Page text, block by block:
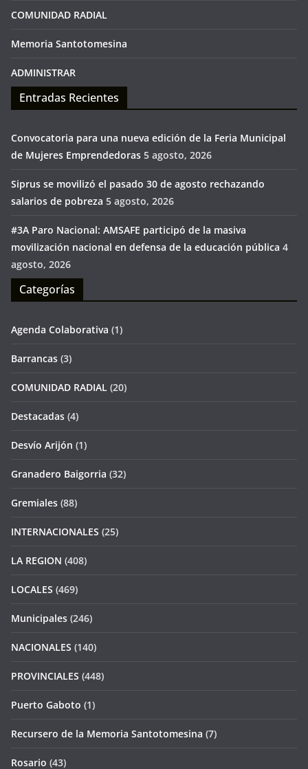
COMUNIDAD RADIAL
Memoria Santotomesina
ADMINISTRAR
Entradas Recientes
Convocatoria para una nueva edición de la Feria Municipal
de Mujeres Emprendedoras 5 agosto, 2026
Siprus se movilizó el pasado 30 de agosto rechazando
salarios de pobreza 5 agosto, 2026
#3A Paro Nacional: AMSAFE participó de la masiva
movilización nacional en defensa de la educación pública 4
agosto, 2026
Categorías
Agenda Colaborativa (1)
Barrancas (3)
COMUNIDAD RADIAL (20)
Destacadas (4)
Desvío Arijón (1)
Granadero Baigorria (32)
Gremiales (88)
INTERNACIONALES (25)
LA REGION (408)
LOCALES (469)
Municipales (246)
NACIONALES (140)
PROVINCIALES (448)
Puerto Gaboto (1)
Recursero de la Memoria Santotomesina (7)
Rosario (43)